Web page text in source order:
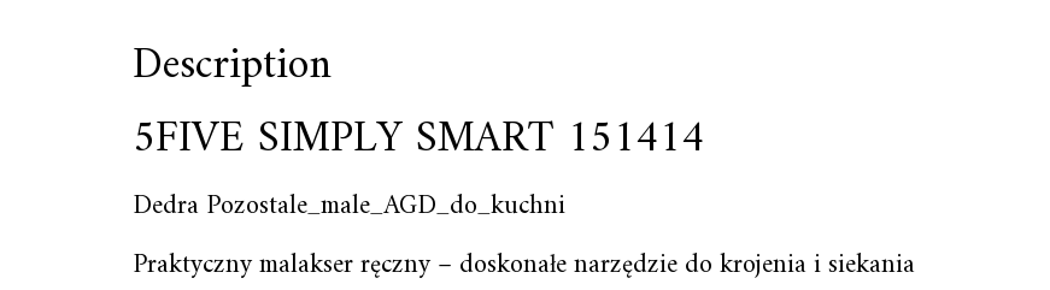
Description
5FIVE SIMPLY SMART 151414
Dedra Pozostale_male_AGD_do_kuchni
Praktyczny malakser ręczny – doskonałe narzędzie do krojenia i siekania